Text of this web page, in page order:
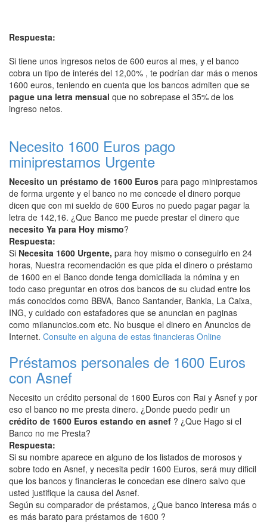
Respuesta:
Si tiene unos ingresos netos de 600 euros al mes, y el banco
cobra un tipo de interés del 12,00% , te podrían dar más o menos
1600 euros, teniendo en cuenta que los bancos admiten que se
pague una letra mensual que no sobrepase el 35% de los
ingreso netos.
Necesito 1600 Euros pago
miniprestamos Urgente
Necesito un préstamo de 1600 Euros para pago miniprestamos
de forma urgente y el banco no me concede el dinero porque
dicen que con mi sueldo de 600 Euros no puedo pagar pagar la
letra de 142,16. ¿Que Banco me puede prestar el dinero que
necesito Ya para Hoy mismo?
Respuesta:
Si Necesita 1600 Urgente, para hoy mismo o conseguirlo en 24
horas, Nuestra recomendación es que pida el dinero o préstamo
de 1600 en el Banco donde tenga domiciliada la nómina y en
todo caso preguntar en otros dos bancos de su ciudad entre los
más conocidos como BBVA, Banco Santander, Bankia, La Caixa,
ING, y cuidado con estafadores que se anuncian en paginas
como milanuncios.com etc. No busque el dinero en Anuncios de
Internet. Consulte en alguna de estas financieras Online
Préstamos personales de 1600 Euros
con Asnef
Necesito un crédito personal de 1600 Euros con Rai y Asnef y por
eso el banco no me presta dinero. ¿Donde puedo pedir un
crédito de 1600 Euros estando en asnef ? ¿Que Hago si el
Banco no me Presta?
Respuesta:
Si su nombre aparece en alguno de los listados de morosos y
sobre todo en Asnef, y necesita pedir 1600 Euros, será muy dificil
que los bancos y financieras le concedan ese dinero salvo que
usted justifique la causa del Asnef.
Según su comparador de préstamos, ¿Que banco interesa más o
es más barato para préstamos de 1600 ?